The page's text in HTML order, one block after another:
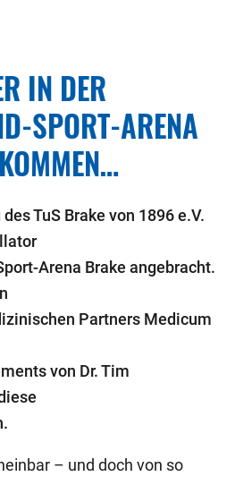
IN DER
SPORT-ARENA
TuS Brake von 1896 e.V.
Arena Brake angebracht.
Partners Medicum
von Dr. Tim
– und doch von so